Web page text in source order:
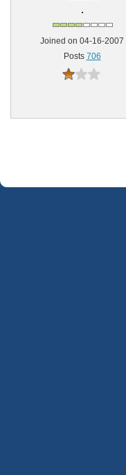
Joined on 04-16-2007
Posts 706